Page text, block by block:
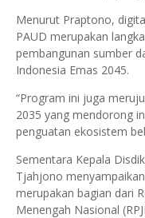
Menurut Praptono,
PAUD merupakan
pembangunan sumber
Indonesia Emas 2045.
“Program ini juga
2035 yang mendorong
penguatan ekosistem
Sementara Kepala
Tjahjono
merupakan bagian dari
Menengah Nasional